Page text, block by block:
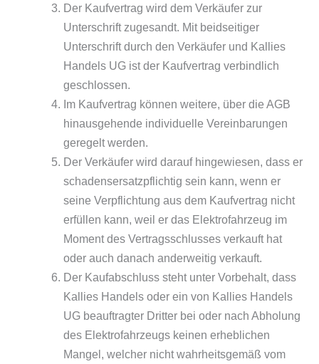
Der Kaufvertrag wird dem Verkäufer zur
Unterschrift zugesandt. Mit beidseitiger
Unterschrift durch den Verkäufer und Kallies
Handels UG ist der Kaufvertrag verbindlich
geschlossen.
Im Kaufvertrag können weitere, über die AGB
hinausgehende individuelle Vereinbarungen
geregelt werden.
Der Verkäufer wird darauf hingewiesen, dass er
schadensersatzpflichtig sein kann, wenn er
seine Verpflichtung aus dem Kaufvertrag nicht
erfüllen kann, weil er das Elektrofahrzeug im
Moment des Vertragsschlusses verkauft hat
oder auch danach anderweitig verkauft.
Der Kaufabschluss steht unter Vorbehalt, dass
Kallies Handels oder ein von Kallies Handels
UG beauftragter Dritter bei oder nach Abholung
des Elektrofahrzeugs keinen erheblichen
Mangel, welcher nicht wahrheitsgemäß vom